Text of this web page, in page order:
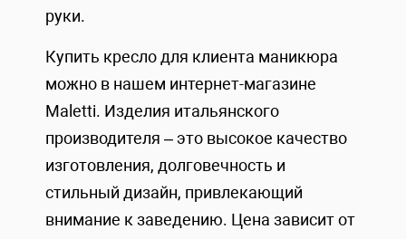
руки.
Купить кресло для клиента маникюра
можно в нашем интернет-магазине
Maletti. Изделия итальянского
производителя – это высокое качество
изготовления, долговечность и
стильный дизайн, привлекающий
внимание к заведению. Цена зависит от